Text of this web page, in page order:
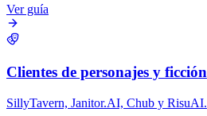
Ver guía
Clientes de personajes y ficción
SillyTavern, Janitor.AI, Chub y RisuAI.